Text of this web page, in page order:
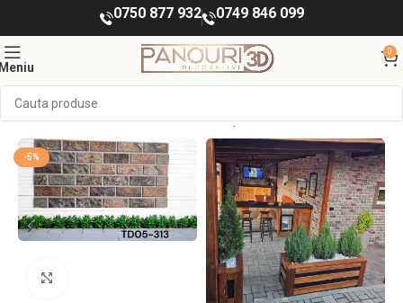
0750 877 932 0749 846 099
0
INTERIOR Panouri cărămidă și piatră 3d din polistiren
-5%